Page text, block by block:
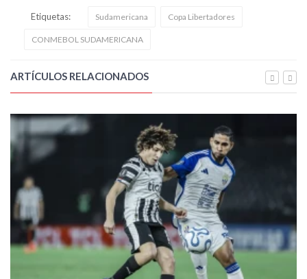
Etiquetas: Sudamericana Copa Libertadores
CONMEBOL SUDAMERICANA
ARTÍCULOS RELACIONADOS